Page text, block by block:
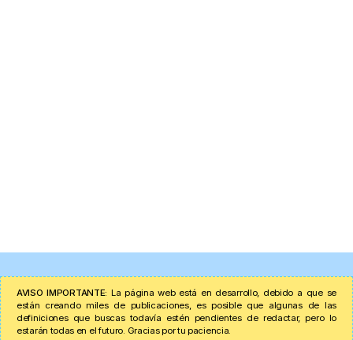
AVISO IMPORTANTE: La página web está en desarrollo, debido a que se
están creando miles de publicaciones, es posible que algunas de las
definiciones que buscas todavía estén pendientes de redactar, pero lo
estarán todas en el futuro. Gracias por tu paciencia.